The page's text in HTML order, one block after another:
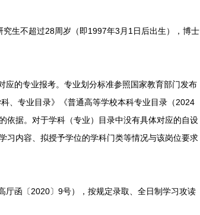
生不超过28周岁（即1997年3月1日后出生），博士
的专业报考。专业划分标准参照国家教育部门发布
、专业目录》《普通高等学校本科专业目录（2024
依据。对于学科（专业）目录中没有具体对应的自设
习内容、拟授予学位的学科门类等情况与该岗位要求
函〔2020〕9号），按规定录取、全日制学习攻读